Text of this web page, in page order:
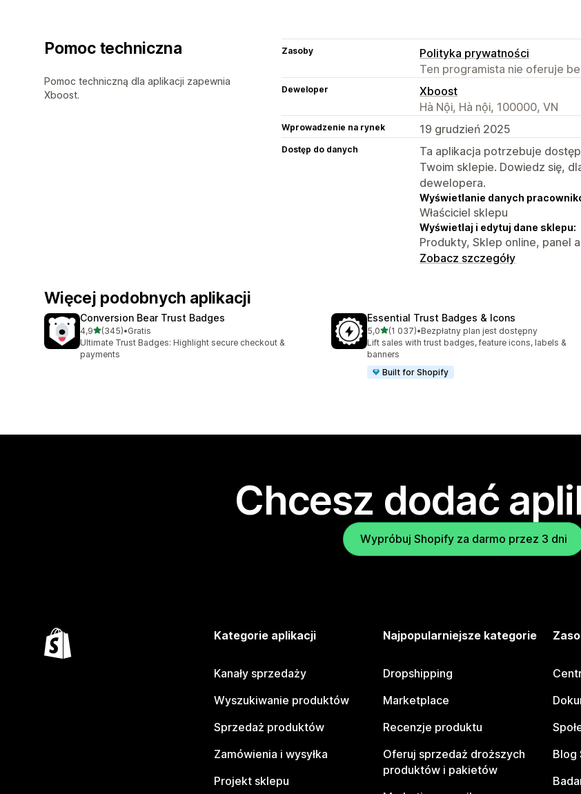
Pomoc techniczna
Pomoc techniczną dla aplikacji zapewnia
Xboost.
Zasoby
Polityka prywatności
Ten programista nie oferuje
Deweloper
Xboost
Hà Nội, Hà nội, 100000, VN
Wprowadzenie na rynek 19 grudzień 2025
Dostęp do danych
Ta aplikacja potrzebuje
Twoim sklepie. Dowiedz się,
dewelopera.
Wyświetlanie danych
Właściciel sklepu
Wyświetlaj i edytuj dane sklepu:
Produkty, Sklep online, panel
Zobacz szczegóły
Więcej podobnych aplikacji
Conversion Bear Trust Badges
4,9na 5 gwiazdek
(345)
Łączna liczba recenzji: 345
•Gratis
Ultimate Trust Badges: Highlight secure checkout &
payments
Essential Trust Badges & Icons
5,0na 5 gwiazdek
(1 037)
Łączna liczba recenzji: 1037
•Bezpłatny plan jest dostępny
Lift sales with trust badges, feature icons, labels &
banners
Built for Shopify
Chcesz dodać
Wypróbuj Shopify za darmo przez 3 dni
Kategorie aplikacji
Kanały sprzedaży
Wyszukiwanie produktów
Sprzedaż produktów
Zamówienia i wysyłka
Projekt sklepu
Najpopularniejsze kategorie
Dropshipping
Marketplace
Recenzje produktu
Oferuj sprzedaż droższych
produktów i pakietów
Blog